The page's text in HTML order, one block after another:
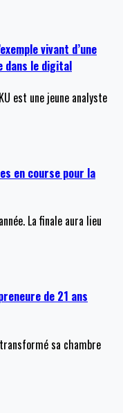
vivant d’une
dans le digital
est une jeune analyste
en course pour la
La finale aura lieu
de 21 ans
sa chambre